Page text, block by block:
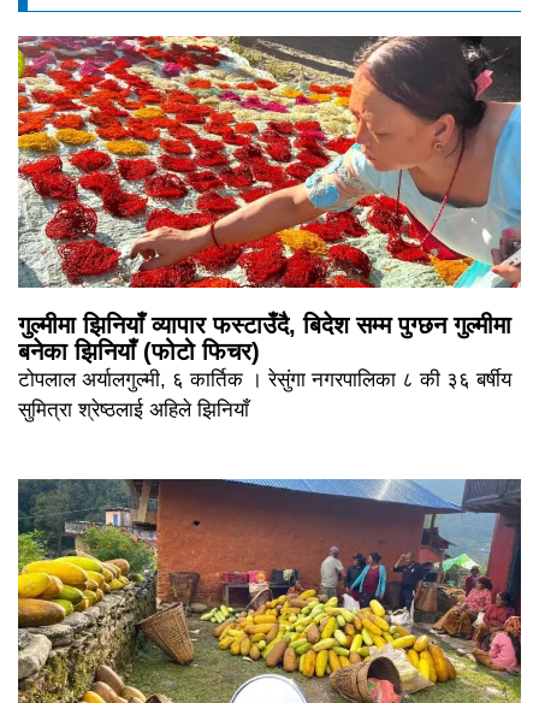
गुल्मीमा झिनियाँ व्यापार फस्टाउँदै, बिदेश सम्म पुग्छन गुल्मीमा
बनेका झिनियाँ (फोटो फिचर)
टोपलाल अर्यालगुल्मी, ६ कार्तिक । रेसुंगा नगरपालिका ८ की ३६ बर्षीय
सुमित्रा श्रेष्ठलाई अहिले झिनियाँ